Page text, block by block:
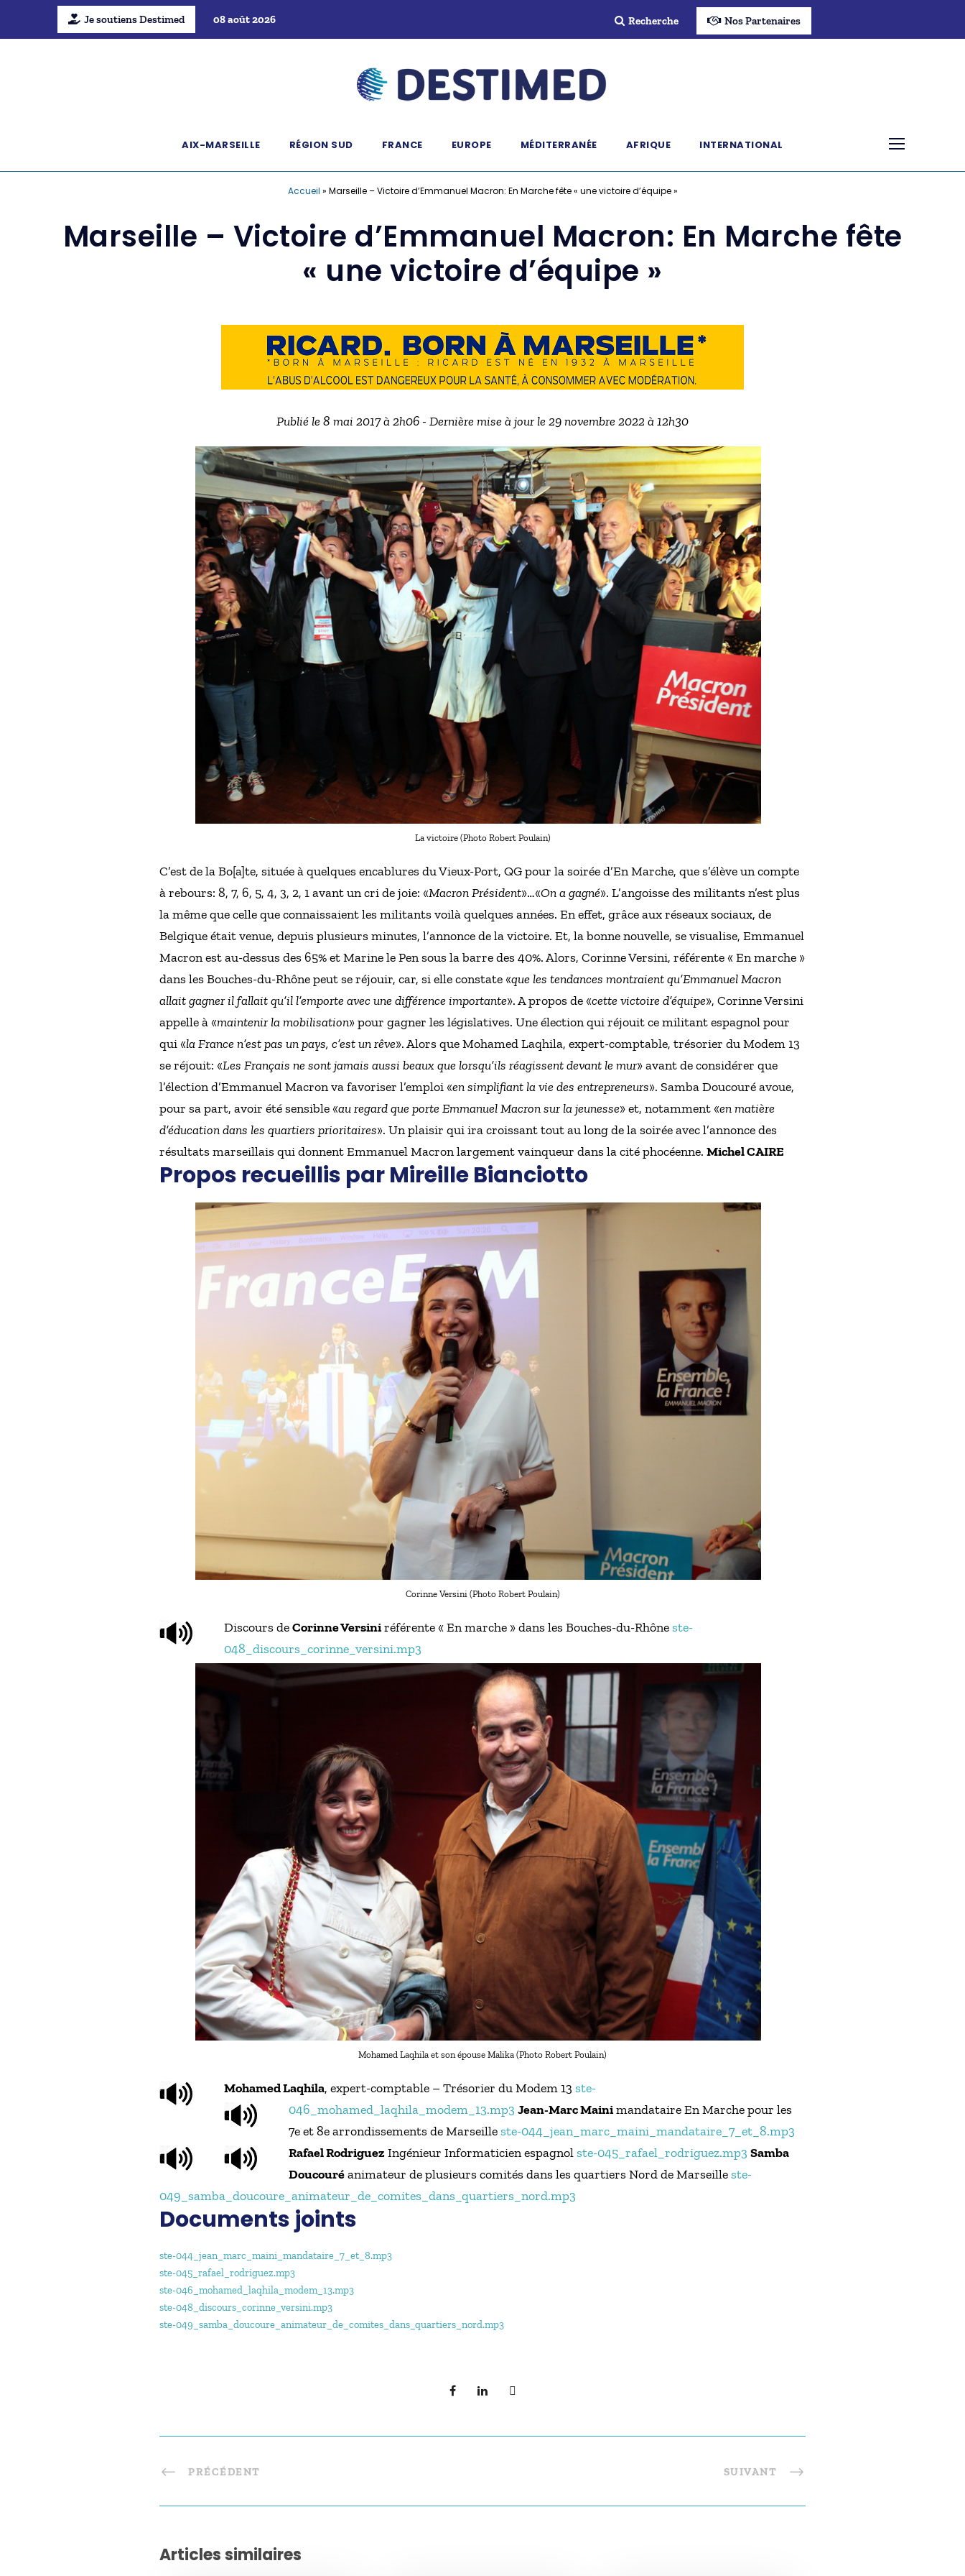
Je soutiens Destimed 08 août 2026 Recherche Nos Partenaires
AIX-MARSEILLE RÉGION SUD FRANCE EUROPE MÉDITERRANÉE AFRIQUE INTERNATIONAL
Accueil » Marseille – Victoire d’Emmanuel Macron: En Marche fête « une victoire d’équipe »
Marseille – Victoire d’Emmanuel Macron: En Marche fête
« une victoire d’équipe »
Publié le 8 mai 2017 à 2h06 - Dernière mise à jour le 29 novembre 2022 à 12h30
La victoire (Photo Robert Poulain)
C’est de la Bo[a]te, située à quelques encablures du Vieux-Port, QG pour la soirée d’En Marche, que s’élève un compte
à rebours: 8, 7, 6, 5, 4, 3, 2, 1 avant un cri de joie: «Macron Président»…«On a gagné». L’angoisse des militants n’est plus
la même que celle que connaissaient les militants voilà quelques années. En effet, grâce aux réseaux sociaux, de
Belgique était venue, depuis plusieurs minutes, l’annonce de la victoire. Et, la bonne nouvelle, se visualise, Emmanuel
Macron est au-dessus des 65% et Marine le Pen sous la barre des 40%. Alors, Corinne Versini, référente « En marche »
dans les Bouches-du-Rhône peut se réjouir, car, si elle constate «que les tendances montraient qu’Emmanuel Macron
allait gagner il fallait qu’il l’emporte avec une différence importante». A propos de «cette victoire d’équipe», Corinne Versini
appelle à «maintenir la mobilisation» pour gagner les législatives. Une élection qui réjouit ce militant espagnol pour
qui «la France n’est pas un pays, c’est un rêve». Alors que Mohamed Laqhila, expert-comptable, trésorier du Modem 13
se réjouit: «Les Français ne sont jamais aussi beaux que lorsqu’ils réagissent devant le mur» avant de considérer que
l’élection d’Emmanuel Macron va favoriser l’emploi «en simplifiant la vie des entrepreneurs». Samba Doucouré avoue,
pour sa part, avoir été sensible «au regard que porte Emmanuel Macron sur la jeunesse» et, notamment «en matière
d’éducation dans les quartiers prioritaires». Un plaisir qui ira croissant tout au long de la soirée avec l’annonce des
résultats marseillais qui donnent Emmanuel Macron largement vainqueur dans la cité phocéenne. Michel CAIRE
Propos recueillis par Mireille Bianciotto
Corinne Versini (Photo Robert Poulain)
Discours deCorinne Versiniréférente « En marche » dans les Bouches-du-Rhôneste-
048_discours_corinne_versini.mp3
Mohamed Laqhila et son épouse Malika (Photo Robert Poulain)
Mohamed Laqhila, expert-comptable – Trésorier du Modem 13 ste-
046_mohamed_laqhila_modem_13.mp3 Jean-Marc Mainimandataire En Marche pour les
7e et 8e arrondissements de Marseilleste-044_jean_marc_maini_mandataire_7_et_8.mp3
Rafael RodriguezIngénieur Informaticien espagnolste-045_rafael_rodriguez.mp3 Samba
Doucouréanimateur de plusieurs comités dans les quartiers Nord de Marseilleste-
049_samba_doucoure_animateur_de_comites_dans_quartiers_nord.mp3
Documents joints
ste-044_jean_marc_maini_mandataire_7_et_8.mp3
ste-045_rafael_rodriguez.mp3
ste-046_mohamed_laqhila_modem_13.mp3
ste-048_discours_corinne_versini.mp3
ste-049_samba_doucoure_animateur_de_comites_dans_quartiers_nord.mp3
PRÉCÉDENT SUIVANT
Articles similaires